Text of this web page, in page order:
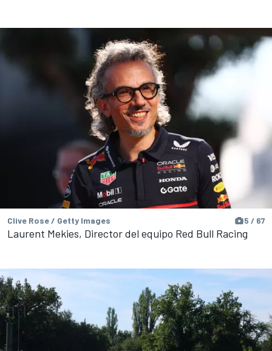
Clive Rose / Getty Images 5 / 67
Laurent Mekies, Director del equipo Red Bull Racing